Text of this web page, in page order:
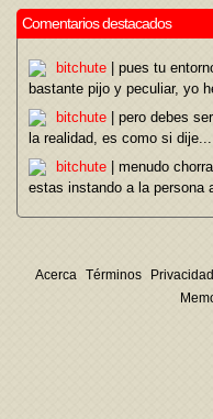
Comentarios destacados
bitchute | pues tu
bastante pijo y peculiar, yo
bitchute | pero debes
la realidad, es como si dije...
bitchute | menudo
estas instando a la persona
Acerca Términos Privacidad